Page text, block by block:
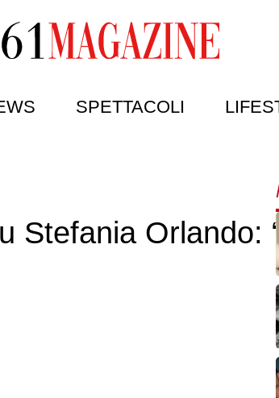
SPETTACOLI
Stefania Orlando: